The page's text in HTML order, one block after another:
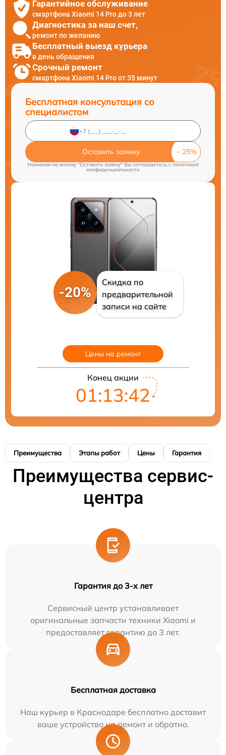
Гарантийное обслуживание
смартфона Xiaomi 14 Pro до 3 лет
Диагностика за наш счет,
ремонт по желанию
Бесплатный выезд курьера
в день обращения
Срочный ремонт
смартфона Xiaomi 14 Pro от 35 минут
Бесплатная консультация со
специалистом
Оставить заявку
Нажимая на кнопку "Оставить заявку" Вы соглашаетесь cполитикой
конфиденциальности
-20%
Скидка по
предварительной
записи на сайте
Цены на ремонт
Конец акции
01:13:40
Преимущества Этапы работ Цены Гарантия
Преимущества сервис-
центра
Гарантия до 3-х лет
Сервисный центр устанавливает
оригинальные запчасти техники Xiaomi и
предоставляет гарантию до 3 лет.
Бесплатная доставка
Наш курьер в Краснодаре бесплатно доставит
ваше устройство на ремонт и обратно.